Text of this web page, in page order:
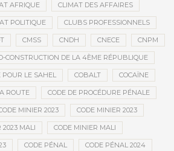
AFRIQUE CLIMAT DES AFFAIRES
POLITIQUE CLUBS PROFESSIONNELS
CMSS CNDH CNECE CNPM
CONSTRUCTION DE LA 4ÈME RÉPUBLIQUE
POUR LE SAHEL COBALT COCAÏNE
ROUTE CODE DE PROCÉDURE PÉNALE
MINIER 2023 CODE MINIER 2023
2023 MALI CODE MINIER MALI
CODE PÉNAL CODE PÉNAL 2024